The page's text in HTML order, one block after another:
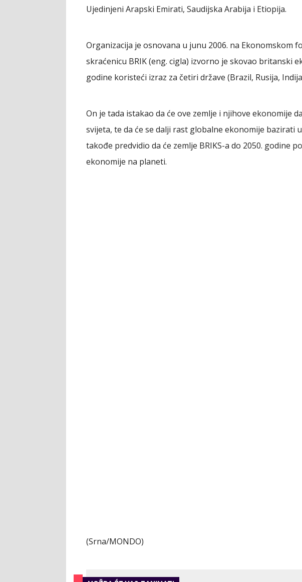
Ujedinjeni Arapski Emirati, Saudijska Arabija i Etiopija.
Organizacija je osnovana u junu 2006. na Ekonomskom
skraćenicu BRIK (eng. cigla) izvorno je skovao britanski
godine koristeći izraz za četiri države (Brazil, Rusija,
On je tada istakao da će ove zemlje i njihove ekonomije
svijeta, te da će se dalji rast globalne ekonomije bazirati
takođe predvidio da će zemlje BRIKS-a do 2050. godine
ekonomije na planeti.
(Srna/MONDO)